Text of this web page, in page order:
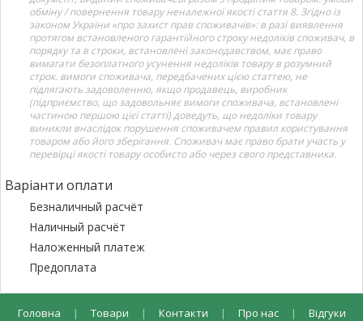
обміну / повернення товару неналежної якості стаття 8. Згідно із
законом України «про захист прав споживачів»: в разі виявлення
протягом встановленого гарантійного строку недоліків споживач, в
порядку та в строки, встановлені законодавством, має право
вимагати безоплатного усунення недоліків товару в розумний
строк. вимоги споживача, передбачених цією статтею, не
підлягають задоволенню, якщо продавець, виробник
(підприємство, що задовольняє вимоги споживача, встановлені
частиною першою цієї статті) доведуть, що недоліки товару
виникли внаслідок порушення споживачем правил користування
товаром або його зберігання. Споживач має право брати участь у
перевірці якості товару особисто або через свого представника.
Варіанти оплати
Безналичный расчёт
Наличный расчёт
Наложенный платеж
Предоплата
Головна | Товари | Контакти | Про нас | Відгуки